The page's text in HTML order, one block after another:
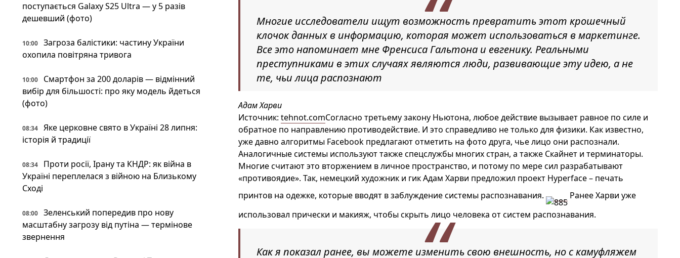
поступається Galaxy S25 Ultra — у 5 разів
дешевший (фото)
10:00
Загроза балістики: частину України
охопила повітряна тривога
10:00
Смартфон за 200 доларів — відмінний
вибір для більшості: про яку модель йдеться
(фото)
08:34
Яке церковне свято в Україні 28 липня:
історія й традиції
08:34
Проти росії, Ірану та КНДР: як війна в
Україні переплелася з війною на Близькому
Сході
08:00
Зеленський попередив про нову
масштабну загрозу від путіна — термінове
звернення
Многие исследователи ищут возможность превратить этот крошечный
клочок данных в информацию, которая может использоваться в маркетинге.
Все это напоминает мне Френсиса Гальтона и евгенику. Реальными
преступниками в этих случаях являются люди, развивающие эту идею, а не
те, чьи лица распознают
Адам Харви
Источник: tehnot.comСогласно третьему закону Ньютона, любое действие вызывает равное по силе и
обратное по направлению противодействие. И это справедливо не только для физики. Как известно,
уже давно алгоритмы Facebook предлагают отметить на фото друга, чье лицо они распознали.
Аналогичные системы используют также спецслужбы многих стран, а также Скайнет и терминаторы.
Многие считают это вторжением в личное пространство, и потому по мере сил разрабатывают
«противоядие». Так, немецкий художник и гик Адам Харви предложил проект Hyperface – печать
принтов на одежке, которые вводят в заблуждение системы распознавания.
Ранее Харви уже
использовал прически и макияж, чтобы скрыть лицо человека от систем распознавания.
Как я показал ранее, вы можете изменить свою внешность, но с камуфляжем